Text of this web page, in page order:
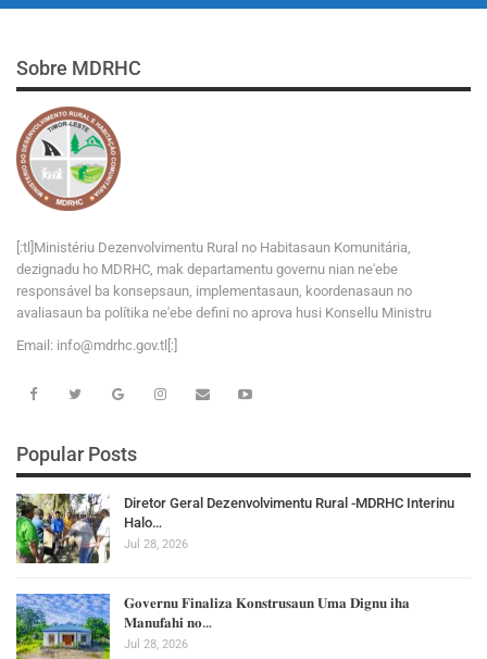
Sobre MDRHC
[:tl]Ministériu Dezenvolvimentu Rural no Habitasaun Komunitária,
dezignadu ho MDRHC, mak departamentu governu nian ne'ebe
responsável ba konsepsaun, implementasaun, koordenasaun no
avaliasaun ba polítika ne'ebe defini no aprova husi Konsellu Ministru
Email: info@md rhc.gov.tl[:]
Popular Posts
Diretor Geral Dezenvolvimentu Rural -MDRHC Interinu
Halo…
Jul 28, 2026
𝐆𝐨𝐯𝐞𝐫𝐧𝐮 𝐅𝐢𝐧𝐚𝐥𝐢𝐳𝐚 𝐊𝐨𝐧𝐬𝐭𝐫𝐮𝐬𝐚𝐮𝐧 𝐔𝐦𝐚 𝐃𝐢𝐠𝐧𝐮 𝐢𝐡𝐚
𝐌𝐚𝐧𝐮𝐟𝐚𝐡𝐢 𝐧𝐨…
Jul 28, 2026